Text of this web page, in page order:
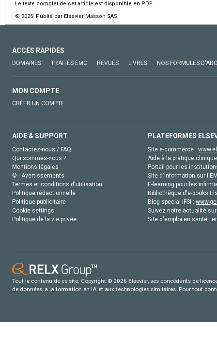
Le texte complet de cet article est disponible en PDF.
© 2025 Publié par Elsevier Masson SAS.
ACCÈS RAPIDES
DOMAINES TRAITÉS EMC REVUES LIVRES NOS FORMULES
MON COMPTE
CRÉER UN COMPTE
AIDE & SUPPORT
Contactez-nous / FAQ
Qui sommes-nous ?
Mentions légales
© - Avertissements
Termes et conditions d'utilisation
Politique rédactionnelle
Politique publicitaire
Cookie settings
Politique de la vie privée
PLATEFORMES
Site e-commerce :
Aide à la pratique
Portail pour les
Site d'information sur
E-learning pour les
Bibliothèque d'e-books
Blog special IFSI :
Suivez notre actualité
Site d'emploi en santé :
Tout le contenu de ce site: Copyright © 2026 Elsevier, ses concédants de
de données, a la formation en IA et aux technologies similaires. Pour tout